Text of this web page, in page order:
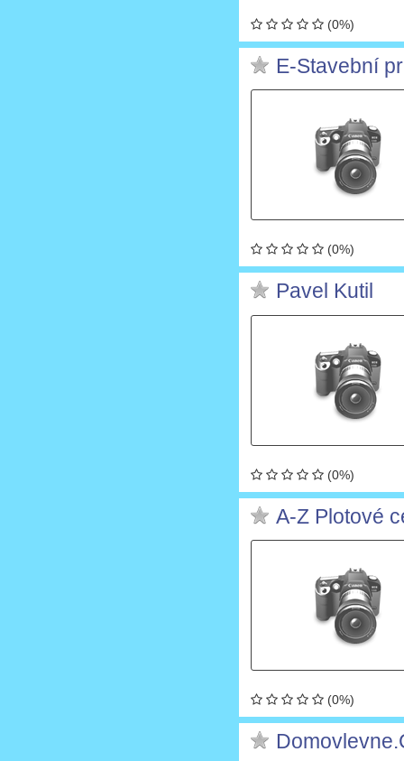
(0%)
E-Stavební
(0%)
Pavel Kutil
(0%)
A-Z Plotové
(0%)